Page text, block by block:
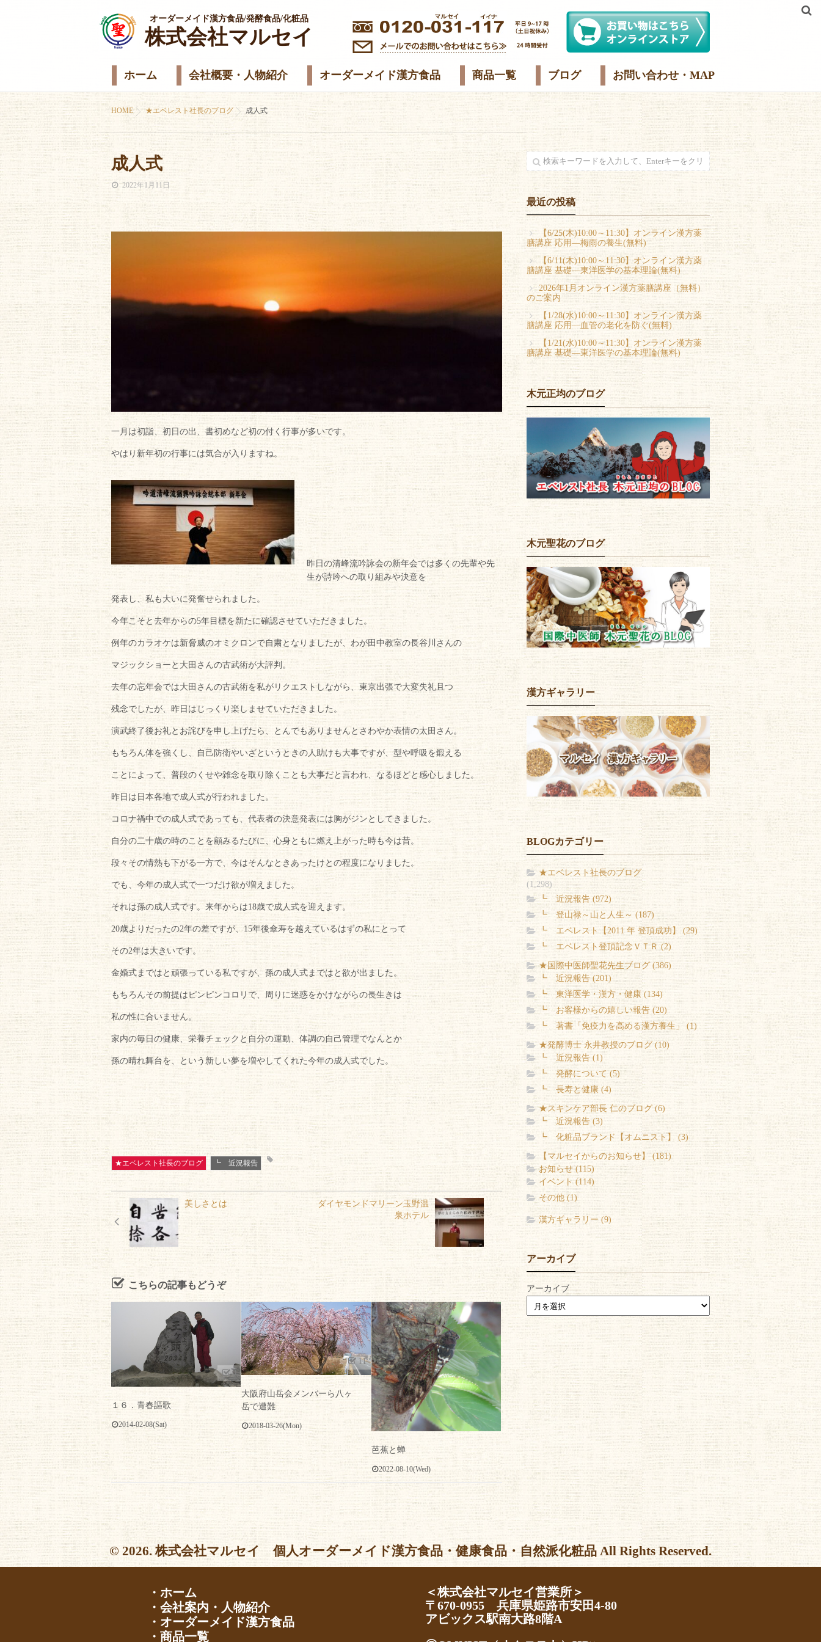
オーダーメイド漢方食品/発酵食品/化粧品
株式会社マルセイ
ホーム 会社概要・人物紹介 オーダーメイド漢方食品 商品一覧 ブログ お問い合わせ・MAP
HOME ★エベレスト社長のブログ 成人式
成人式
2022年1月11日
一月は初詣、初日の出、書初めなど初の付く行事が多いです。
やはり新年初の行事には気合が入りますね。
昨日の清峰流吟詠会の新年会では多くの先輩や先
生が詩吟への取り組みや決意を
発表し、私も大いに発奮せられました。
今年こそと去年からの5年目標を新たに確認させていただきました。
例年のカラオケは新脅威のオミクロンで自粛となりましたが、わが田中教室の長谷川さんの
マジックショーと大田さんの古武術が大評判。
去年の忘年会では大田さんの古武術を私がリクエストしながら、東京出張で大変失礼且つ
残念でしたが、昨日はじっくり楽しませていただきました。
演武終了後お礼とお詫びを申し上げたら、とんでもありませんとさわやか表情の太田さん。
もちろん体を強くし、自己防衛やいざというときの人助けも大事ですが、型や呼吸を鍛える
ことによって、普段のくせや雑念を取り除くことも大事だと言われ、なるほどと感心しました。
昨日は日本各地で成人式が行われました。
コロナ禍中での成人式であっても、代表者の決意発表には胸がジンとしてきました。
自分の二十歳の時のことを顧みるたびに、心身ともに燃え上がった時も今は昔。
段々その情熱も下がる一方で、今はそんなときあったけとの程度になりました。
でも、今年の成人式で一つだけ欲が増えました。
それは孫の成人式です。来年からは18歳で成人式を迎えます。
20歳よりだったの2年の差ですが、15年後傘寿を越えているはずの私にとって
その2年は大きいです。
金婚式まではと頑張っている私ですが、孫の成人式まではと欲が出ました。
もちろんその前提はピンピンコロリで、周りに迷惑をかけながらの長生きは
私の性に合いません。
家内の毎日の健康、栄養チェックと自分の運動、体調の自己管理でなんとか
孫の晴れ舞台を、という新しい夢を増やしてくれた今年の成人式でした。
★エベレスト社長のブログ ┗ 近況報告
美しさとは
ダイヤモンドマリーン玉野温
泉ホテル
こちらの記事もどうぞ
0
１６．青春謳歌
2014-02-08(Sat)
11
大阪府山岳会メンバーら八ヶ
岳で遭難
2018-03-26(Mon)
芭蕉と蝉
2022-08-10(Wed)
最近の投稿
【6/25(木)10:00～11:30】オンライン漢方薬
膳講座 応用―梅雨の養生(無料)
【6/11(木)10:00～11:30】オンライン漢方薬
膳講座 基礎―東洋医学の基本理論(無料)
2026年1月オンライン漢方薬膳講座（無料）
のご案内
【1/28(水)10:00～11:30】オンライン漢方薬
膳講座 応用―血管の老化を防ぐ(無料)
【1/21(水)10:00～11:30】オンライン漢方薬
膳講座 基礎―東洋医学の基本理論(無料)
木元正均のブログ
木元聖花のブログ
漢方ギャラリー
BLOGカテゴリー
★エベレスト社長のブログ
(1,298)
┗ 近況報告 (972)
┗ 登山禄～山と人生～ (187)
┗ エベレスト【2011 年 登頂成功】 (29)
┗ エベレスト登頂記念ＶＴＲ (2)
★国際中医師聖花先生ブログ (386)
┗ 近況報告 (201)
┗ 東洋医学・漢方・健康 (134)
┗ お客様からの嬉しい報告 (20)
┗ 著書「免疫力を高める漢方養生」 (1)
★発酵博士 永井教授のブログ (10)
┗ 近況報告 (1)
┗ 発酵について (5)
┗ 長寿と健康 (4)
★スキンケア部長 仁のブログ (6)
┗ 近況報告 (3)
┗ 化粧品ブランド【オムニスト】 (3)
【マルセイからのお知らせ】 (181)
お知らせ (115)
イベント (114)
その他 (1)
漢方ギャラリー (9)
アーカイブ
アーカイブ
© 2026. 株式会社マルセイ 個人オーダーメイド漢方食品・健康食品・自然派化粧品 All Rights Reserved.
・ホーム
・会社案内・人物紹介
・オーダーメイド漢方食品
・商品一覧
＜株式会社マルセイ営業所＞
〒670-0955 兵庫県姫路市安田4-80
アビックス駅南大路8階A